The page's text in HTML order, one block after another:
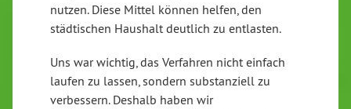
nutzen. Diese Mittel können helfen, den
städtischen Haushalt deutlich zu entlasten.
Uns war wichtig, das Verfahren nicht einfach
laufen zu lassen, sondern substanziell zu
verbessern. Deshalb haben wir